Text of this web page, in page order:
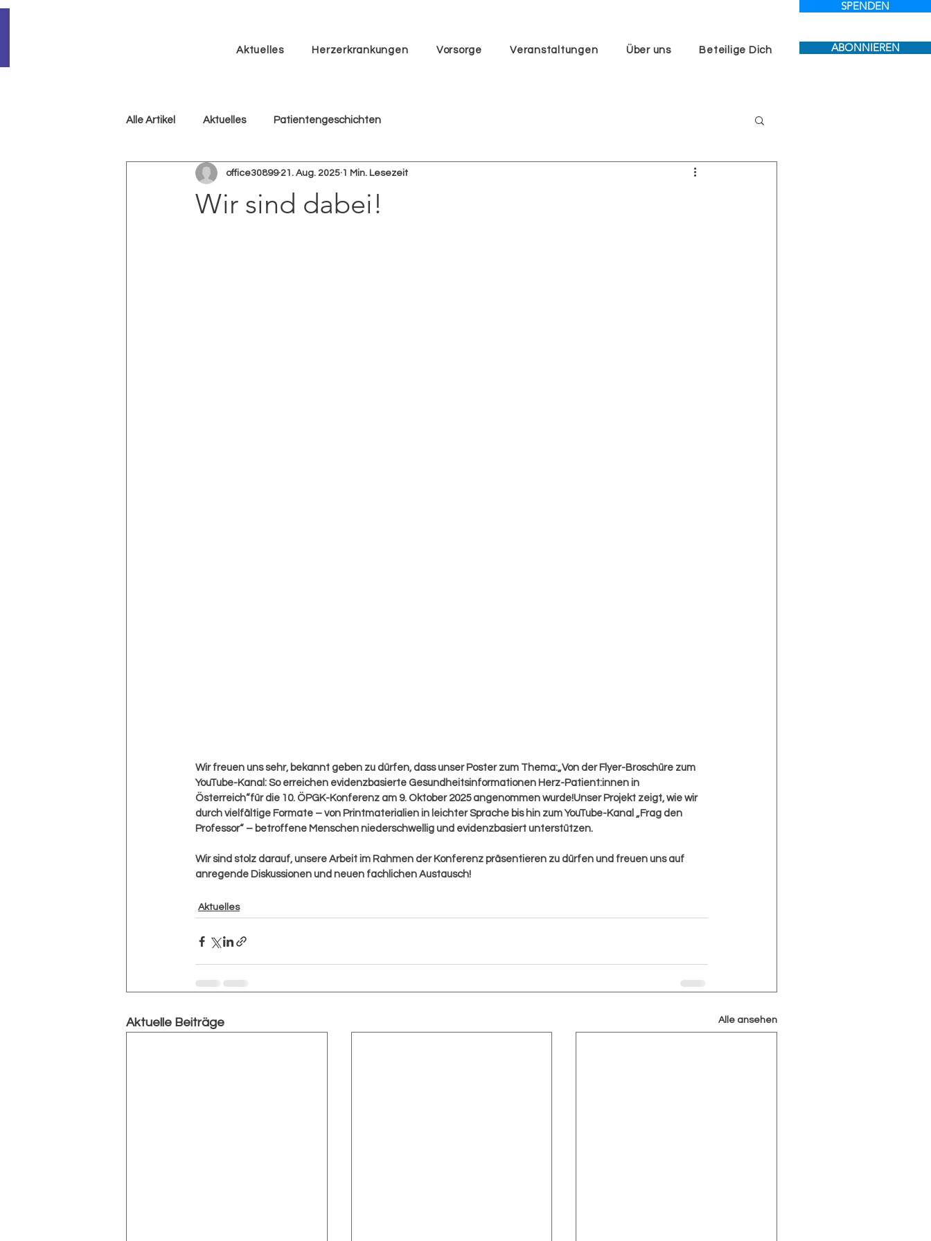
SPENDEN
ABONNIEREN
Aktuelles Herzerkrankungen Vorsorge Veranstaltungen Über uns Beteilige Dich
Alle Artikel Aktuelles Patientengeschichten
Wir sind dabei!
office30899 21. Aug. 2025 1 Min. Lesezeit
Wir freuen uns sehr, bekannt geben zu dürfen, dass unser Poster zum Thema:„Von der Flyer-Broschüre zum
YouTube-Kanal: So erreichen evidenzbasierte Gesundheitsinformationen Herz-Patient:innen in
Österreich“für die 10. ÖPGK-Konferenz am 9. Oktober 2025 angenommen wurde!Unser Projekt zeigt, wie wir
durch vielfältige Formate – von Printmaterialien in leichter Sprache bis hin zum YouTube-Kanal „Frag den
Professor“ – betroffene Menschen niederschwellig und evidenzbasiert unterstützen.
Wir sind stolz darauf, unsere Arbeit im Rahmen der Konferenz präsentieren zu dürfen und freuen uns auf
anregende Diskussionen und neuen fachlichen Austausch!
Aktuelles
Aktuelle Beiträge Alle ansehen